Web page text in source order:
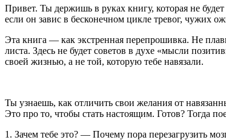
Привет. Ты держишь в руках книгу, которая не
если он завис в бесконечном цикле тревог, чужих
Эта книга — как экстренная перепрошивка. Не
листа. Здесь не будет советов в духе «мысли
своей жизнью, а не той, которую тебе навязали.
Ты узнаешь, как отличить свои желания от
Это про то, чтобы стать настоящим. Готов? Тогда
1. Зачем тебе это? — Почему пора перезагрузить